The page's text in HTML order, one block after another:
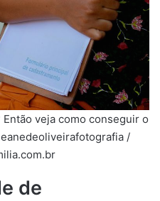
veja como conseguir o
/
de